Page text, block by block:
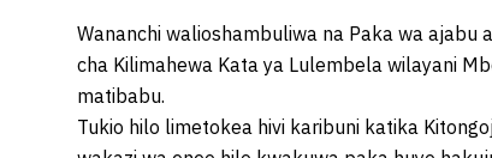
Wananchi walioshambuliwa na Paka wa
cha Kilimahewa Kata ya Lulembela wilayani
matibabu.
Tukio hilo limetokea hivi karibuni katika